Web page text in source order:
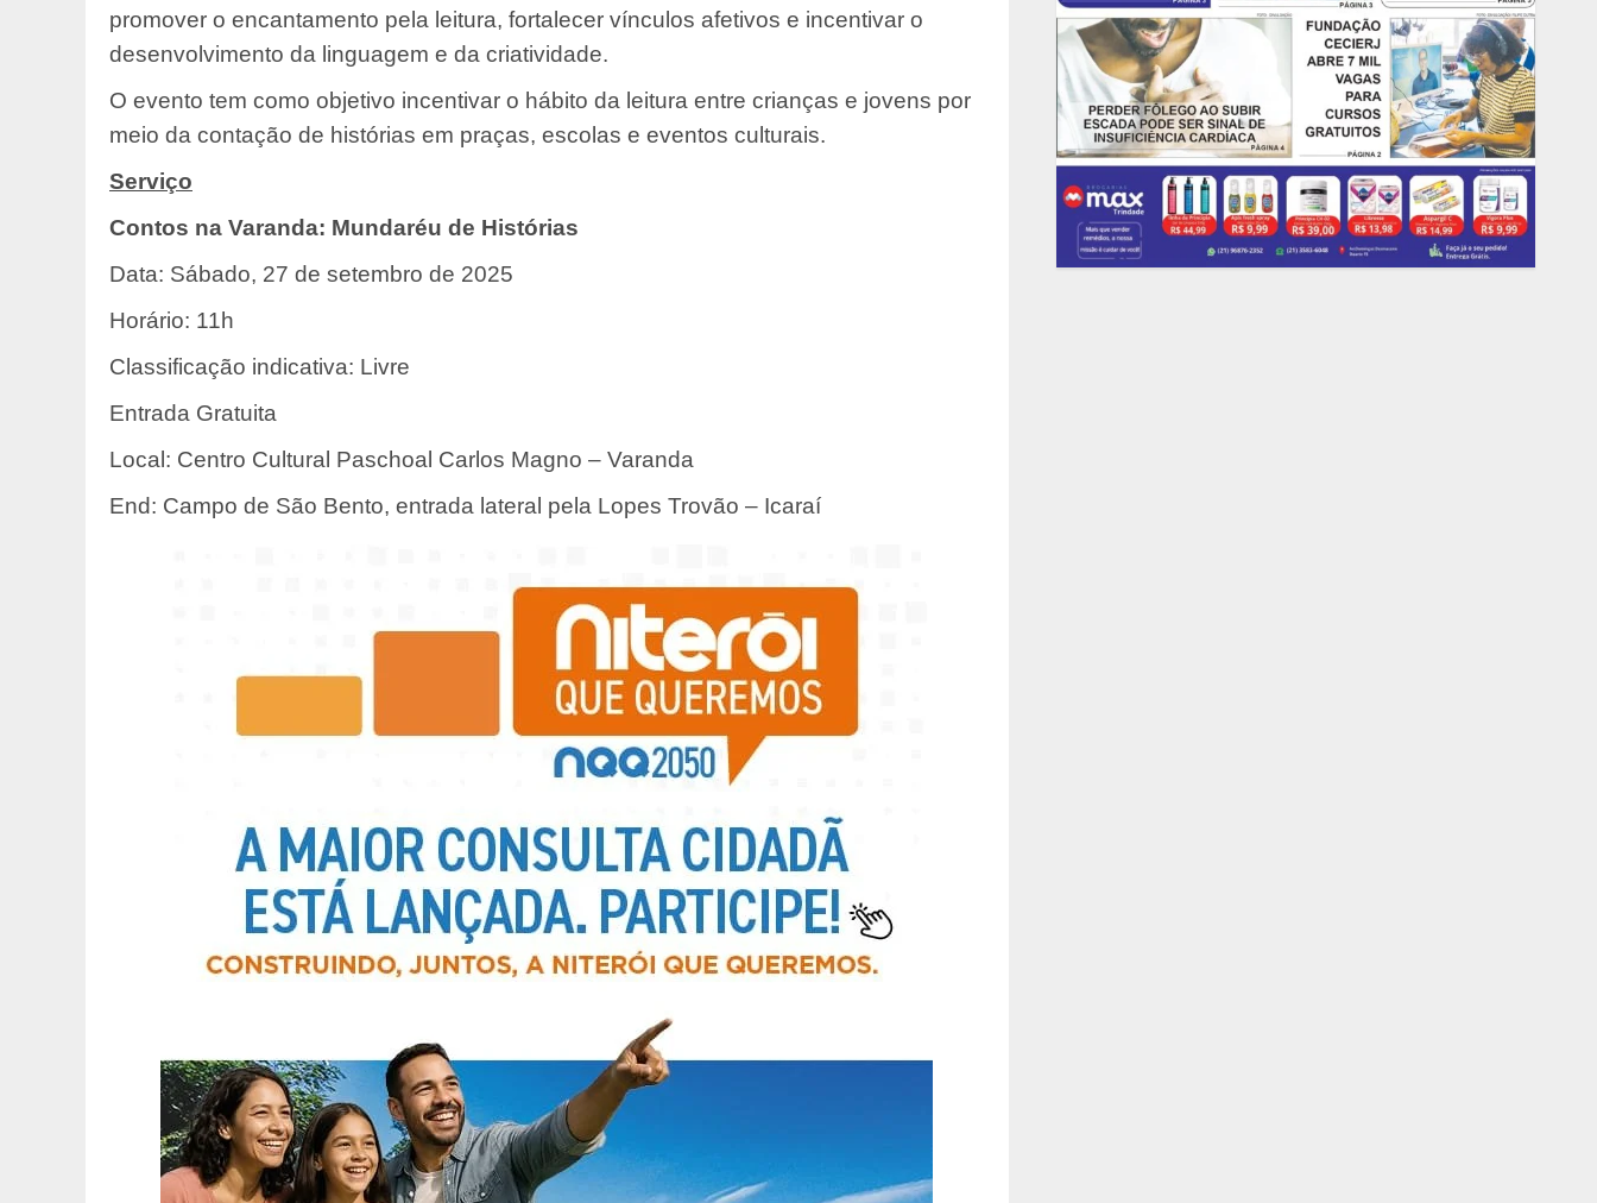
promover o encantamento pela leitura, fortalecer vínculos afetivos e incentivar o
desenvolvimento da linguagem e da criatividade.
O evento tem como objetivo incentivar o hábito da leitura entre crianças e jovens por
meio da contação de histórias em praças, escolas e eventos culturais.
Serviço
Contos na Varanda: Mundaréu de Histórias
Data: Sábado, 27 de setembro de 2025
Horário: 11h
Classificação indicativa: Livre
Entrada Gratuita
Local: Centro Cultural Paschoal Carlos Magno – Varanda
End: Campo de São Bento, entrada lateral pela Lopes Trovão – Icaraí